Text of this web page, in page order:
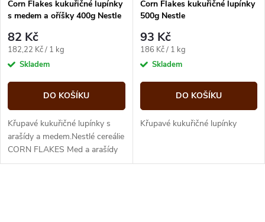
p
r
o
d
u
k
p
r
o
d
u
Corn Flakes kukuřičné lupínky
s medem a oříšky 400g Nestle
82 Kč
Měrná
cena:
182,22 Kč / 1 kg
Skladem
DO KOŠÍKU
Křupavé kukuřičné lupínky s
arašídy a medem.Nestlé cereálie
CORN FLAKES Med a arašídy
jsou bezlepkové křupavé
Corn Flakes kukuřičné lupínky
500g Nestle
93 Kč
Měrná
cena:
186 Kč / 1 kg
Skladem
DO KOŠÍKU
Křupavé kukuřičné lupínky